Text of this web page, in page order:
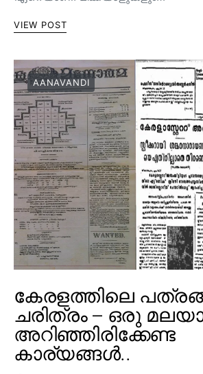
VIEW POST
AANAVANDI
കേരളത്തിലെ
ചരിത്രം – ഒരു
അറിഞ്ഞിരിക്കേണ്ട
കാര്യങ്ങൾ..